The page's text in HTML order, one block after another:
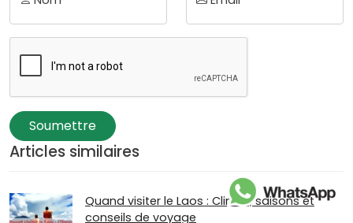
Soumettre
Articles similaires
Quand visiter le Laos : Climat, saisons et
conseils de voyage